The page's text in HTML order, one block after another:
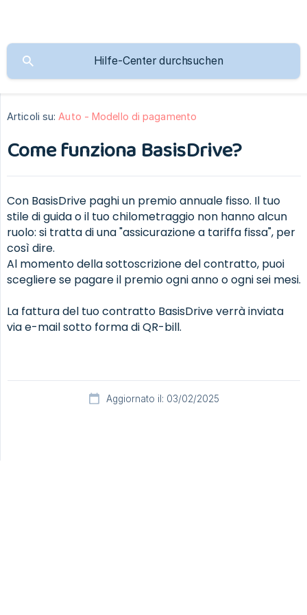
Articoli su: Auto - Modello di pagamento
Come funziona BasisDrive?
Con BasisDrive paghi un premio annuale fisso. Il tuo
stile di guida o il tuo chilometraggio non hanno alcun
ruolo: si tratta di una "assicurazione a tariffa fissa", per
così dire.
Al momento della sottoscrizione del contratto, puoi
scegliere se pagare il premio ogni anno o ogni sei mesi.
La fattura del tuo contratto BasisDrive verrà inviata
via e-mail sotto forma di QR-bill.
Aggiornato il: 03/02/2025